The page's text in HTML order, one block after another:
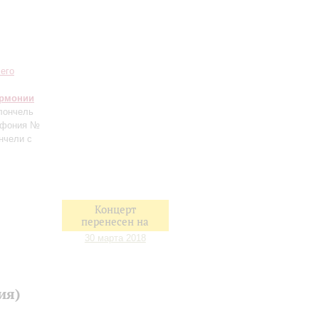
№
с
Концерт
перенесен на
30 марта 2018